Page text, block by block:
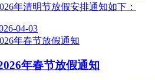
年清明节放假安排通知如下：
04-03
年春节放假通知